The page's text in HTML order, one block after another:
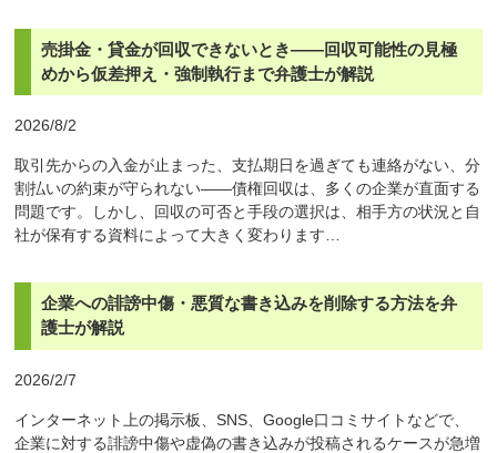
売掛金・貸金が回収できないとき——回収可能性の見極
めから仮差押え・強制執行まで弁護士が解説
2026/8/2
取引先からの入金が止まった、支払期日を過ぎても連絡がない、分
割払いの約束が守られない——債権回収は、多くの企業が直面する
問題です。しかし、回収の可否と手段の選択は、相手方の状況と自
社が保有する資料によって大きく変わります…
企業への誹謗中傷・悪質な書き込みを削除する方法を弁
護士が解説
2026/2/7
インターネット上の掲示板、SNS、Google口コミサイトなどで、
企業に対する誹謗中傷や虚偽の書き込みが投稿されるケースが急増